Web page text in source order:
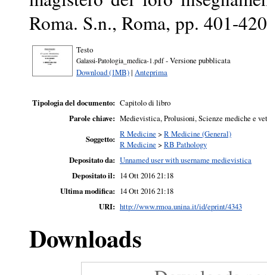
Roma. S.n., Roma, pp. 401-
Testo
Galassi-Patologia_medica-1.pdf- Versione pubblicata
Download (1MB)| Anteprima
Tipologia del documento: Capitolo di libro
Parole chiave: Medievistica, Prolusioni, Scienze mediche e
Soggetto: R Medicine > R Medicine (General)
R Medicine > RB Pathology
Depositato da: Unnamed user with username medievistica
Depositato il: 14 Ott 2016 21:18
Ultima modifica: 14 Ott 2016 21:18
URI: http://www.rmoa.unina.it/id/eprint/4343
Downloads